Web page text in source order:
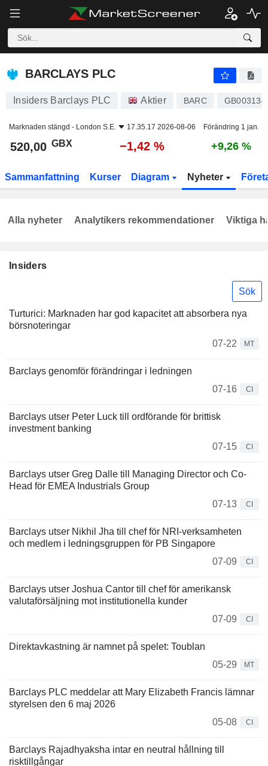
BARCLAYS PLC
BARCLAYS PLC
Insiders Barclays PLC Aktier BARC
Marknaden stängd - London S.E. 17.35.17 2026-08-06 Förändring 1 jan.
520,00 GBX −1,42 % +9,26 %
Sammanfattning Kurser Diagram Nyheter
Insiders
Sök
Turturici: Marknaden har god kapacitet att absorbera nya
börsnoteringar
07-22
MT
Barclays genomför förändringar i ledningen
07-16
CI
Barclays utser Peter Luck till ordförande för brittisk
investment banking
07-15
CI
Barclays utser Greg Dalle till Managing Director och Co-
Head för EMEA Industrials Group
07-13
CI
Barclays utser Nikhil Jha till chef för NRI-verksamheten
och medlem i ledningsgruppen för PB Singapore
07-09
CI
Barclays utser Joshua Cantor till chef för amerikansk
valutaförsäljning mot institutionella kunder
07-09
CI
Direktavkastning är namnet på spelet: Toublan
05-29
MT
Barclays PLC meddelar att Mary Elizabeth Francis lämnar
styrelsen den 6 maj 2026
05-08
CI
Barclays Rajadhyaksha intar en neutral hållning till
risktillgångar
Alla nyheter Analytikers rekommendationer Viktiga